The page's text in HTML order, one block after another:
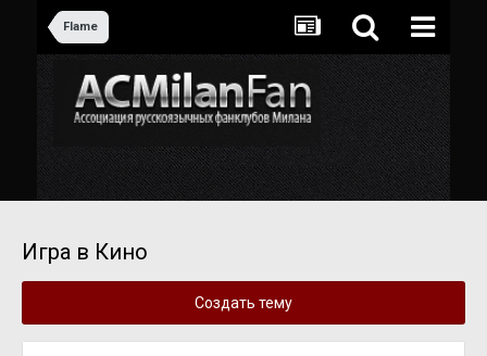
Flame
Игра в Кино
Создать тему